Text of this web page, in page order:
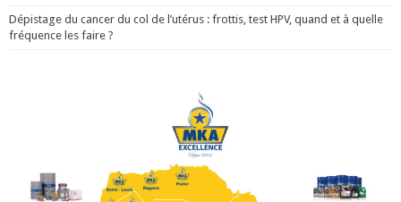
Dépistage du cancer du col de l’utérus : frottis, test HPV, quand et à quelle
fréquence les faire ?